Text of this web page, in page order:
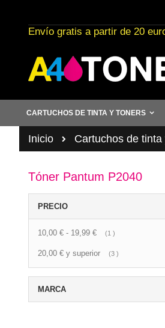
al
contenido
Envío gratis a partir de 20
CARTUCHOS DE TINTA Y TONERS
Inicio Cartuchos de
Tóner Pantum P2040
PRECIO
10,00 € - 19,99 € 1 artículo
20,00 € y superior 3 artículo
MARCA